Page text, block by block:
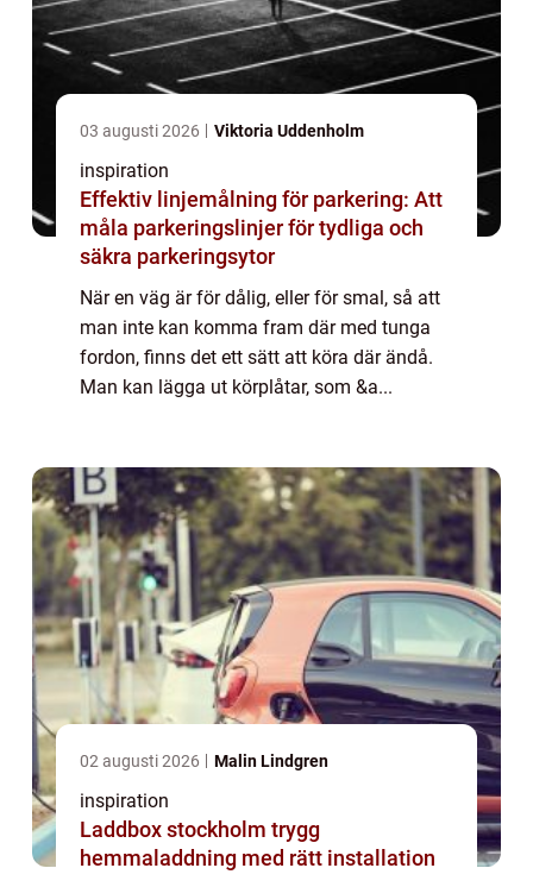
03 augusti 2026 Viktoria Uddenholm
inspiration
Effektiv linjemålning för parkering: Att
måla parkeringslinjer för tydliga och
säkra parkeringsytor
När en väg är för dålig, eller för smal, så att
man inte kan komma fram där med tunga
fordon, finns det ett sätt att köra där ändå.
Man kan lägga ut körplåtar, som &a...
02 augusti 2026 Malin Lindgren
inspiration
Laddbox stockholm trygg
hemmaladdning med rätt installation